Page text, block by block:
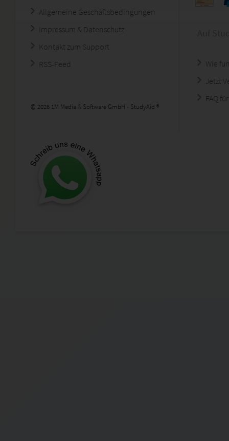
Allgemeine Geschäftsbedingungen
Impressum & Datenschutz
Kontakt zum Support
RSS-Feed
© 2026 1M Media & Software GmbH - StudyAid ®
Wie
Jetzt
FAQ